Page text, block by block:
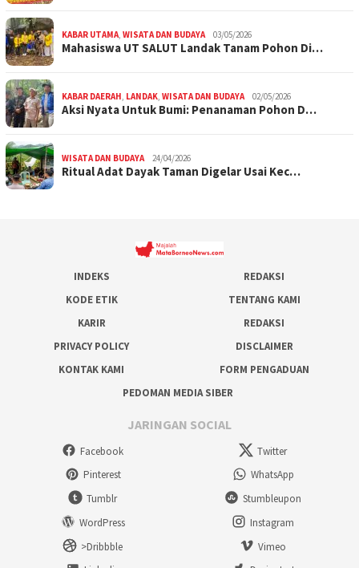
KABAR UTAMA WISATA DAN BUDAYA 03/05/2026
Mahasiswa UT SALUT Landak Tanam Pohon Di…
KABAR DAERAH LANDAK WISATA DAN BUDAYA 02/05/2026
Aksi Nyata Untuk Bumi: Penanaman Pohon D…
WISATA DAN BUDAYA 24/04/2026
Ritual Adat Dayak Taman Digelar Usai Kec…
INDEKS
REDAKSI
KODE ETIK
TENTANG KAMI
KARIR
REDAKSI
PRIVACY POLICY
DISCLAIMER
KONTAK KAMI
FORM PENGADUAN
PEDOMAN MEDIA SIBER
JARINGAN SOCIAL
Facebook
Twitter
Pinterest
WhatsApp
Tumblr
Stumbleupon
WordPress
Instagram
>Dribbble
Vimeo